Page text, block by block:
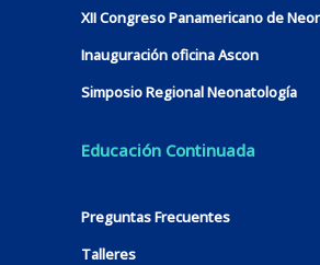
XII Congreso Panamericano de
Inauguración oficina Ascon
Simposio Regional Neonatología
Educación Continuada
Preguntas Frecuentes
Talleres